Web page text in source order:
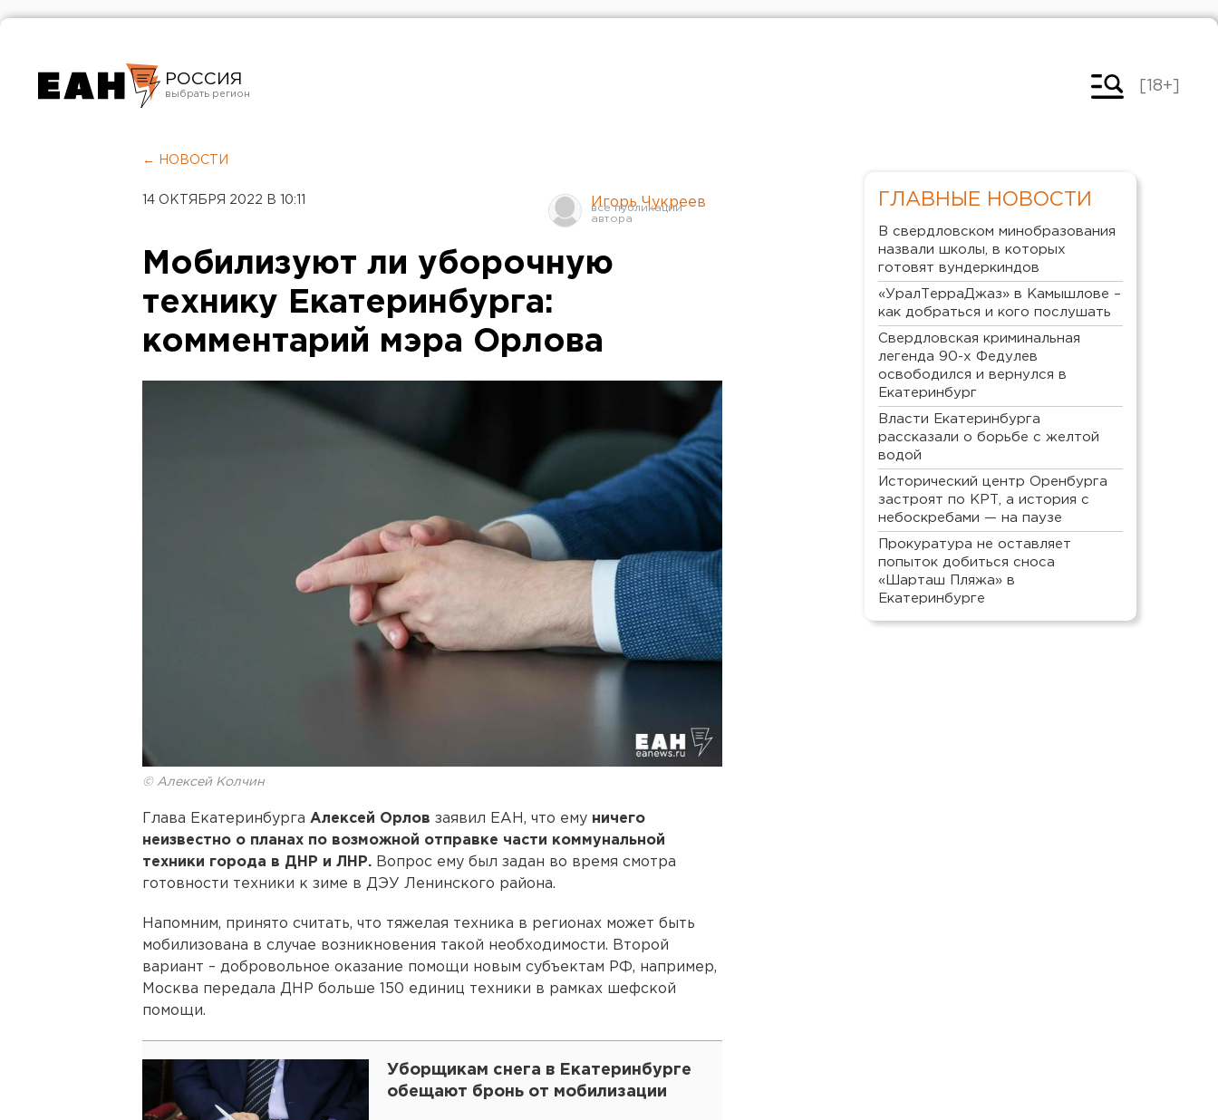
РОССИЯ
Челябинск
[18+]
← НОВОСТИ
14 ОКТЯБРЯ 2022 В 10:11 Игорь Чукреев
Мобилизуют ли уборочную
технику Екатеринбурга:
комментарий мэра Орлова
© Алексей Колчин
Глава Екатеринбурга Алексей Орлов заявил ЕАН, что ему ничего
неизвестно о планах по возможной отправке части коммунальной
техники города в ДНР и ЛНР. Вопрос ему был задан во время смотра
готовности техники к зиме в ДЭУ Ленинского района.
Напомним, принято считать, что тяжелая техника в регионах может быть
мобилизована в случае возникновения такой необходимости. Второй
вариант – добровольное оказание помощи новым субъектам РФ, например,
Москва передала ДНР больше 150 единиц техники в рамках шефской
помощи.
Уборщикам снега в Екатеринбурге
обещают бронь от мобилизации
ГЛАВНЫЕ НОВОСТИ
В свердловском минобразования
назвали школы, в которых
готовят вундеркиндов
«УралТерраДжаз» в Камышлове –
как добраться и кого послушать
Свердловская криминальная
легенда 90-х Федулев
освободился и вернулся в
Екатеринбург
Власти Екатеринбурга
рассказали о борьбе с желтой
водой
Исторический центр Оренбурга
застроят по КРТ, а история с
небоскребами — на паузе
Прокуратура не оставляет
попыток добиться сноса
«Шарташ Пляжа» в
Екатеринбурге